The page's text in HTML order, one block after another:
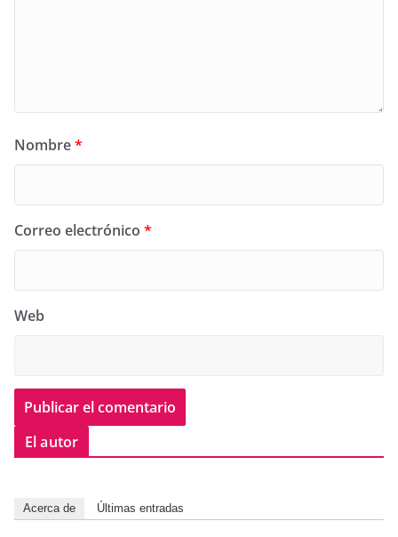
Nombre*
Correo electrónico *
Web
El autor
Acerca de Últimas entradas